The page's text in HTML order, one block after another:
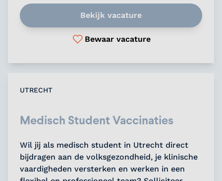
Bekijk vacature
Bewaar vacature
UTRECHT
Medisch Student Vaccinaties
Wil jij als medisch student in Utrecht direct
bijdragen aan de volksgezondheid, je klinische
vaardigheden versterken en werken in een